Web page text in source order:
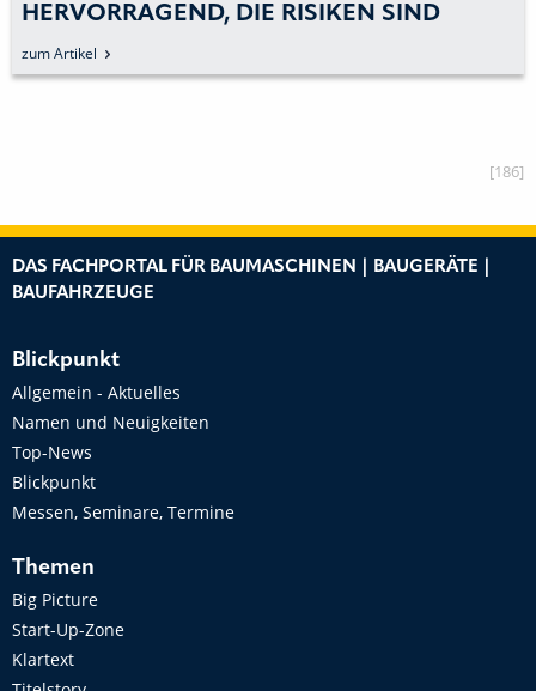
HERVORRAGEND, DIE RISIKEN SIND
POLITISCH HAUSGEMACHT
zum Artikel
[186]
DAS FACHPORTAL FÜR BAUMASCHINEN | BAUGERÄTE |
BAUFAHRZEUGE
Blickpunkt
Allgemein - Aktuelles
Namen und Neuigkeiten
Top-News
Blickpunkt
Messen, Seminare, Termine
Themen
Big Picture
Start-Up-Zone
Klartext